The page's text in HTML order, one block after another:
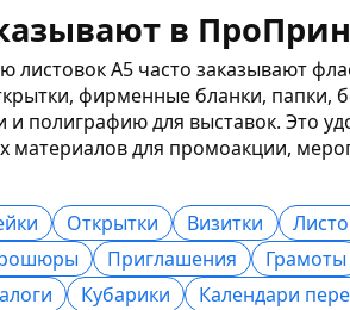
3 мм, безопасными зонами от 5
векторные слои.
в
листовок А5 часто заказывают
фирменные бланки, папки,
и полиграфию для выставок. Это
материалов для промоакции,
Открытки Визитки
Приглашения
Грамоты
Кубарики
Календари